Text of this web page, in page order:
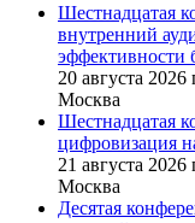
Шестнадцатая
внутренний
эффективности
20 августа 2026
Москва
Шестнадцатая
цифровизация
21 августа 2026
Москва
Десятая